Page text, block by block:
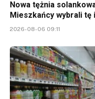
Nowa tężnia
Mieszkańcy wybrali tę
2026-08-06 09:11